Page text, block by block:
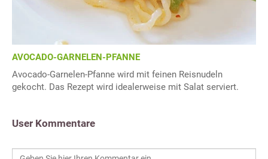
AVOCADO-GARNELEN-PFANNE
Avocado-Garnelen-Pfanne wird mit feinen Reisnudeln
gekocht. Das Rezept wird idealerweise mit Salat serviert.
User Kommentare